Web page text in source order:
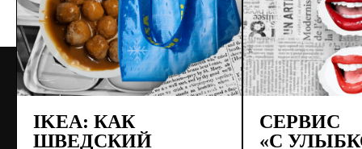
IKEA: КАК
ШВЕДСКИЙ
СЕРВИС
«С